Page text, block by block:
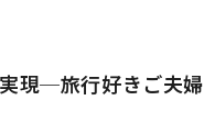
実現─旅行好きご夫婦